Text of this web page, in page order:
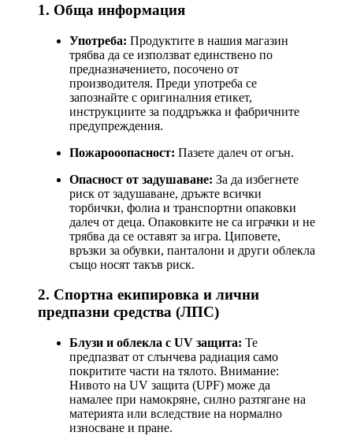
1. Обща информация
Употреба: Продуктите в нашия магазин
трябва да се използват единствено по
предназначението, посочено от
производителя. Преди употреба се
запознайте с оригиналния етикет,
инструкциите за поддръжка и фабричните
предупреждения.
Пожарооопасност: Пазете далеч от огън.
Опасност от задушаване: За да избегнете
риск от задушаване, дръжте всички
торбички, фолиа и транспортни опаковки
далеч от деца. Опаковките не са играчки и не
трябва да се оставят за игра. Циповете,
връзки за обувки, панталони и други облекла
също носят такъв риск.
2. Спортна екипировка и лични
предпазни средства (ЛПС)
Блузи и облекла с UV защита: Те
предпазват от слънчева радиация само
покритите части на тялото. Внимание:
Нивото на UV защита (UPF) може да
намалее при намокряне, силно разтягане на
материята или вследствие на нормално
износване и пране.